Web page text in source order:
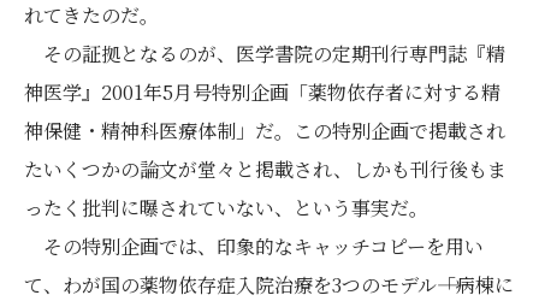
れてきたのだ。
その証拠となるのが、医学書院の定期刊行専門誌『精
神医学』2001年5月号特別企画「薬物依存者に対する精
神保健・精神科医療体制」だ。この特別企画で掲載され
たいくつかの論文が堂々と掲載され、しかも刊行後もま
ったく批判に曝されていない、という事実だ。
その特別企画では、印象的なキャッチコピーを用い
て、わが国の薬物依存症入院治療を3つのモデル――「病棟に